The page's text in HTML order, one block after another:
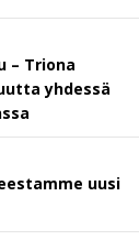
– Triona
yhdessä
uusi